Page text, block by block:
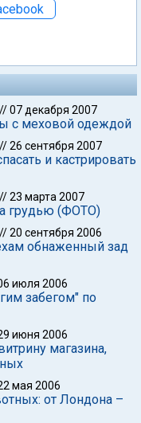
//07 декабря 2007
с меховой одеждой
//26 сентября 2007
и кастрировать
//23 марта 2007
грудью (ФОТО)
//20 сентября 2006
обнаженный зад
июля 2006
забегом" по
июня 2006
магазина,
мая 2006
от Лондона –